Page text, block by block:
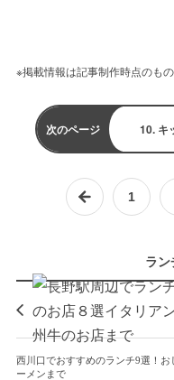
※掲載情報は記事制作時点のも
次のページ 10. キ
1
ラ
西川口でおすすめのランチ9選！お
ーメンまで